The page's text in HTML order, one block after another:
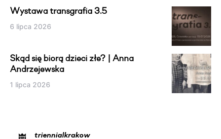
Wystawa transgrafia 3.5
6 lipca 2026
Skąd się biorą dzieci złe? | Anna
Andrzejewska
1 lipca 2026
triennialkrakow